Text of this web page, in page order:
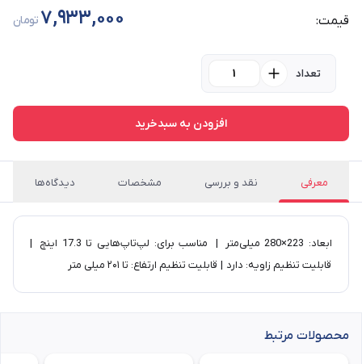
قیمت: 7,933,000 تومان
تعداد
افزودن به سبدخرید
معرفی نقد و بررسی مشخصات دیدگاه‌ها
ابعاد: 223×280 میلی‌متر | مناسب برای: لپ‌تاپ‌هایی تا 17.3 اینچ |
قابلیت تنظیم زاویه: دارد | قابلیت تنظیم ارتفاع: تا ۲۰۱ میلی متر
محصولات مرتبط